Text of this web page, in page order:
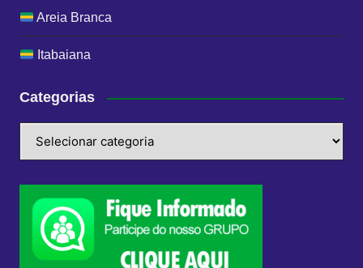
Areia Branca
Itabaiana
Categorias